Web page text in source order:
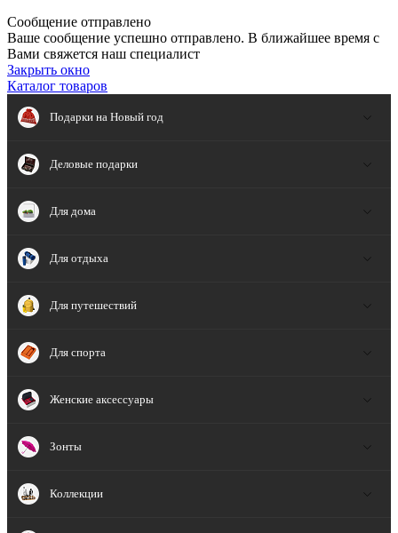
Сообщение отправлено
Ваше сообщение успешно отправлено. В ближайшее время с
Вами свяжется наш специалист
Закрыть окно
Каталог товаров
Подарки на Новый год
Деловые подарки
Для дома
Для отдыха
Для путешествий
Для спорта
Женские аксессуары
Зонты
Коллекции